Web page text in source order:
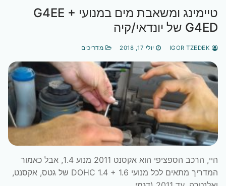
טיימינג ומשאבת מים במנועי G4EE +
G4ED של יונדאי/קיה
יולי 17, 2018 מדריכים
היי, הרכב הספציפי הוא אקסנט 2011 מנוע 1.4, אבל כאמור
המדריך מתאים לכל מנועי DOHC 1.4 + 1.6 של גטס, אקסנט,